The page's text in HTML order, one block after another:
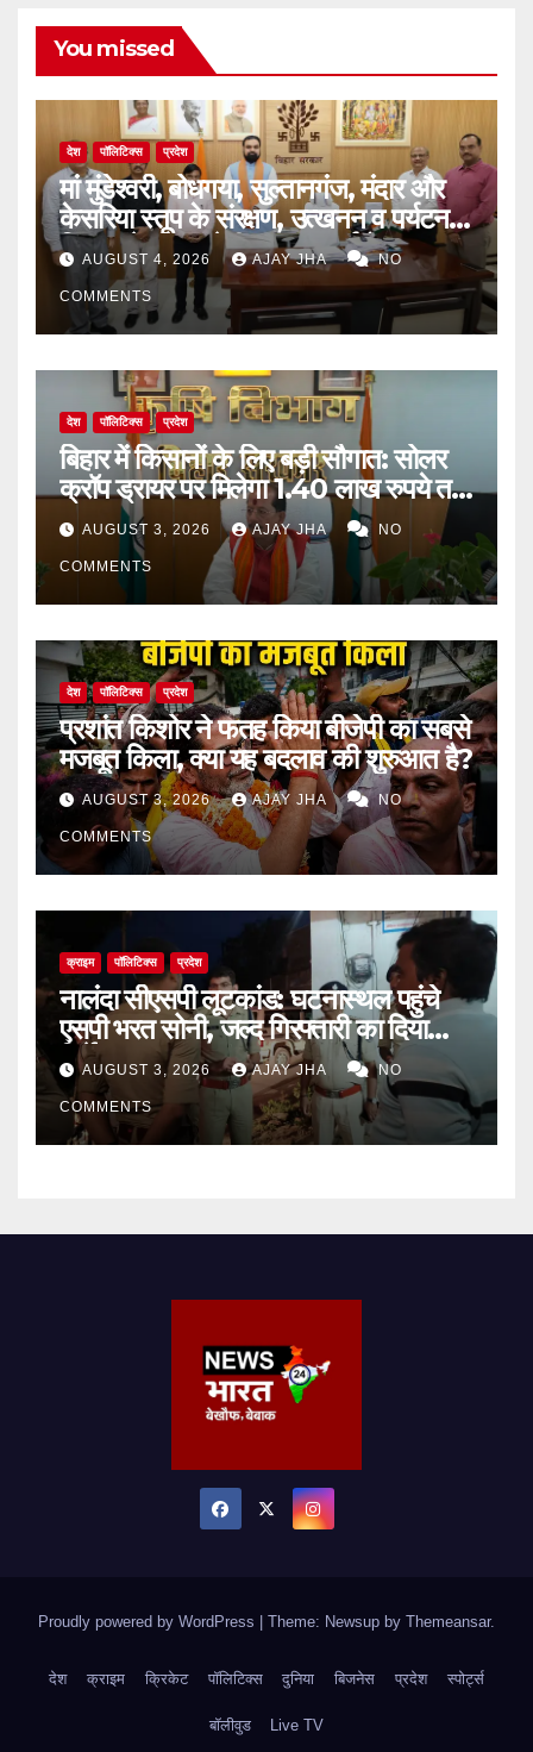
You missed
देश पॉलिटिक्स प्रदेश
मां मुंडेश्वरी, बोधगया, सुल्तानगंज, मंदार और
केसरिया स्तूप के संरक्षण, उत्खनन व पर्यटन
विकास के लिए बनेगी व्यापक कार्ययोजना
AUGUST 4, 2026 AJAY JHA NO
COMMENTS
देश पॉलिटिक्स प्रदेश
बिहार में किसानों के लिए बड़ी सौगात: सोलर
क्रॉप ड्रायर पर मिलेगा 1.40 लाख रुपये तक
का अनुदान
AUGUST 3, 2026 AJAY JHA NO
COMMENTS
देश पॉलिटिक्स प्रदेश
प्रशांत किशोर ने फतह किया बीजेपी का सबसे
मजबूत किला, क्या यह बदलाव की शुरुआत है?
AUGUST 3, 2026 AJAY JHA NO
COMMENTS
क्राइम पॉलिटिक्स प्रदेश
नालंदा सीएसपी लूटकांड: घटनास्थल पहुंचे
एसपी भरत सोनी, जल्द गिरफ्तारी का दिया
निर्देश
AUGUST 3, 2026 AJAY JHA NO
COMMENTS
Proudly powered by WordPress | Theme: Newsup by Themeansar.
देश क्राइम क्रिकेट पॉलिटिक्स दुनिया बिजनेस प्रदेश स्पोर्ट्स
बॉलीवुड Live TV